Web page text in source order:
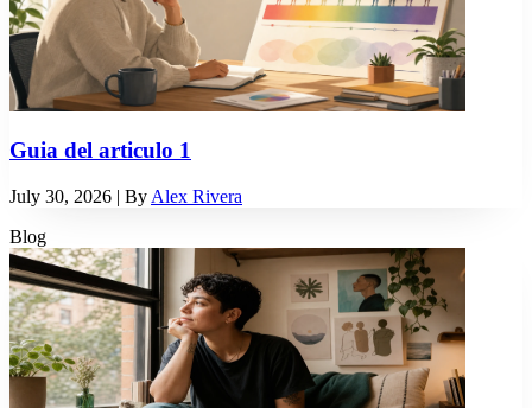
Guia del articulo 1
July 30, 2026 | By Alex Rivera
Blog